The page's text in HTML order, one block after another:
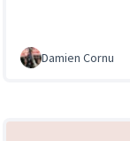
Damien Cornu